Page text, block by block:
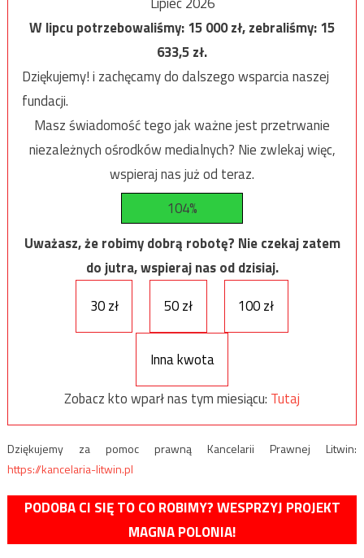
W lipcu potrzebowaliśmy:15 000zł, zebraliśmy:15
633,5zł.
Dziękujemy! i zachęcamy do dalszego wsparcia naszej
fundacji.
Masz świadomość tego jak ważne jest przetrwanie
niezależnych ośrodków medialnych? Nie zwlekaj więc,
wspieraj nas już od teraz.
104%
Uważasz, że robimy dobrą robotę? Nie czekaj zatem
do jutra, wspieraj nas od dzisiaj.
30 zł
50 zł 100 zł
Inna kwota
Zobacz kto wparł nas tym miesiącu: Tutaj
Dziękujemy za pomoc prawną Kancelarii Prawnej Litwin:
https://kancelaria-litwin.pl
PODOBA CI SIĘ TO CO ROBIMY? WESPRZYJ PROJEKT
MAGNA POLONIA!